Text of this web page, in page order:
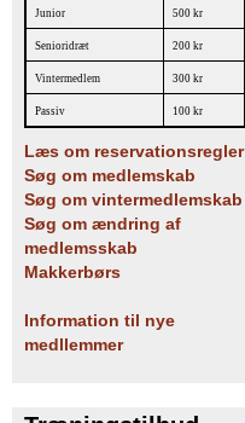
Junior 500 kr
Senioridræt 200 kr
Vintermedlem 300 kr
Passiv 100 kr
Læs om reservationsregler
Søg om medlemskab
Søg om vintermedlemskab
Søg om ændring af
medlemsskab
Makkerbørs
Information til nye
medllemmer